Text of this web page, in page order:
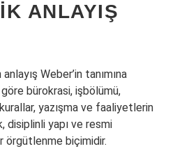
ANLAYIŞ
Weber’in tanımına
bürokrasi, işbölümü,
yazışma ve faaliyetlerin
disiplinli yapı ve resmi
örgütlenme biçimidir.